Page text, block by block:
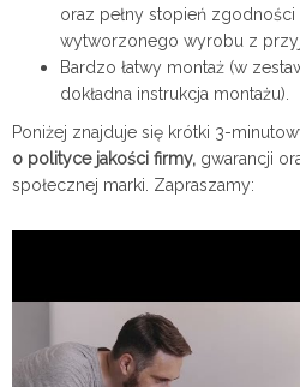
oraz pełny stopień
wytworzonego wyrobu z
Bardzo łatwy montaż (w
dokładna instrukcja montażu).
Poniżej znajduje się krótki 3-
o polityce jakości firmy, gwarancji
społecznej marki. Zapraszamy: